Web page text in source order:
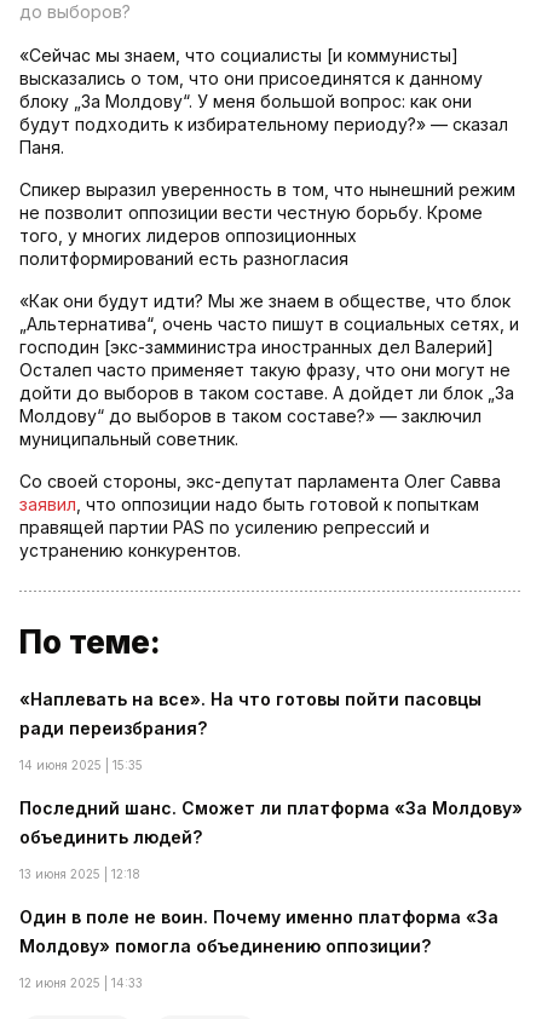
до выборов?
«Сейчас мы знаем, что социалисты [и коммунисты]
высказались о том, что они присоединятся к данному
блоку „За Молдову“. У меня большой вопрос: как они
будут подходить к избирательному периоду?» — сказал
Паня.
Спикер выразил уверенность в том, что нынешний режим
не позволит оппозиции вести честную борьбу. Кроме
того, у многих лидеров оппозиционных
политформирований есть разногласия
«Как они будут идти? Мы же знаем в обществе, что блок
„Альтернатива“, очень часто пишут в социальных сетях, и
господин [экс-замминистра иностранных дел Валерий]
Осталеп часто применяет такую фразу, что они могут не
дойти до выборов в таком составе. А дойдет ли блок „За
Молдову“ до выборов в таком составе?» — заключил
муниципальный советник.
Со своей стороны, экс-депутат парламента Олег Савва
заявил , что оппозиции надо быть готовой к попыткам
правящей партии PAS по усилению репрессий и
устранению конкурентов.
По теме:
«Наплевать на все». На что готовы пойти пасовцы
ради переизбрания?
14 июня 2025 | 15:35
Последний шанс. Сможет ли платформа «За Молдову»
объединить людей?
13 июня 2025 | 12:18
Один в поле не воин. Почему именно платформа «За
Молдову» помогла объединению оппозиции?
12 июня 2025 | 14:33